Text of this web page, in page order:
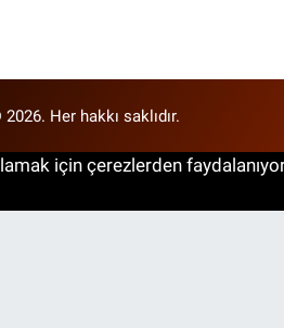
Her hakkı saklıdır.
için çerezlerden